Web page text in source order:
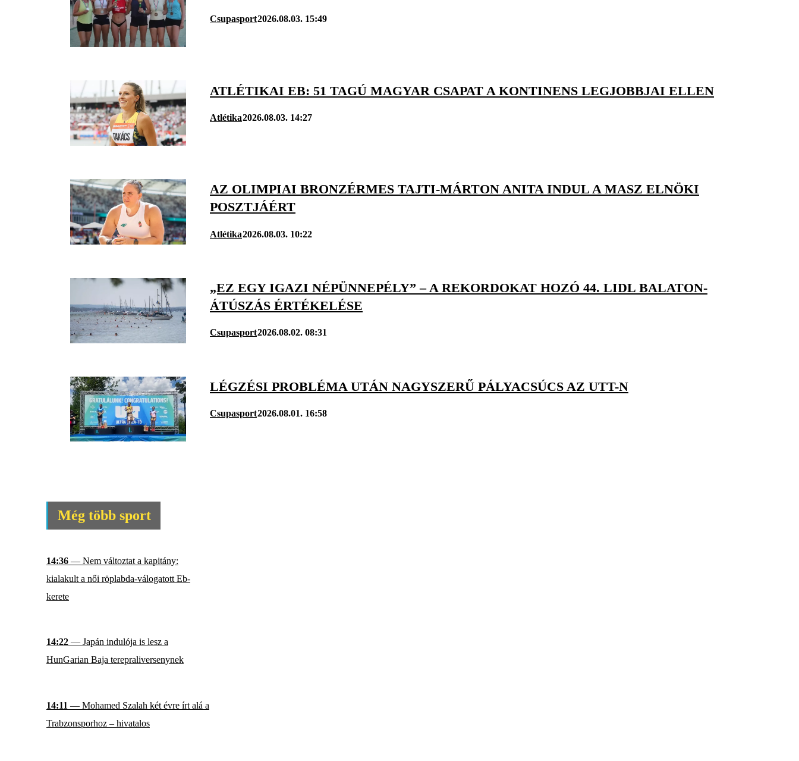
Csupasport2026.08.03. 15:49
ATLÉTIKAI EB: 51 TAGÚ MAGYAR CSAPAT A KONTINENS LEGJOBBJAI ELLEN
Atlétika2026.08.03. 14:27
AZ OLIMPIAI BRONZÉRMES TAJTI-MÁRTON ANITA INDUL A MASZ ELNÖKI
POSZTJÁÉRT
Atlétika2026.08.03. 10:22
„EZ EGY IGAZI NÉPÜNNEPÉLY” – A REKORDOKAT HOZÓ 44. LIDL BALATON-
ÁTÚSZÁS ÉRTÉKELÉSE
Csupasport2026.08.02. 08:31
LÉGZÉSI PROBLÉMA UTÁN NAGYSZERŰ PÁLYACSÚCS AZ UTT-N
Csupasport2026.08.01. 16:58
Még több sport
14:36 — Nem változtat a kapitány:
kialakult a női röplabda-válogatott Eb-
kerete
14:22 — Japán indulója is lesz a
HunGarian Baja terepraliversenynek
14:11 — Mohamed Szalah két évre írt alá a
Trabzonsporhoz – hivatalos